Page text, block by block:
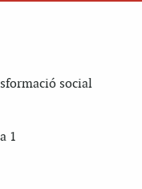
social
1